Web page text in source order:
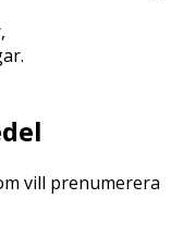
vill prenumerera